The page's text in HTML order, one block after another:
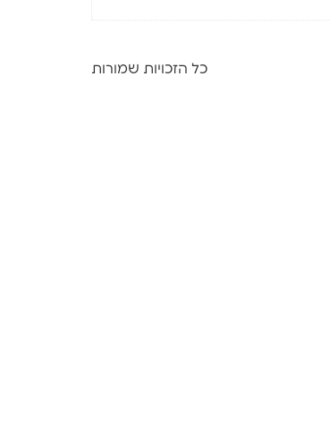
כל הזכויות שמורות